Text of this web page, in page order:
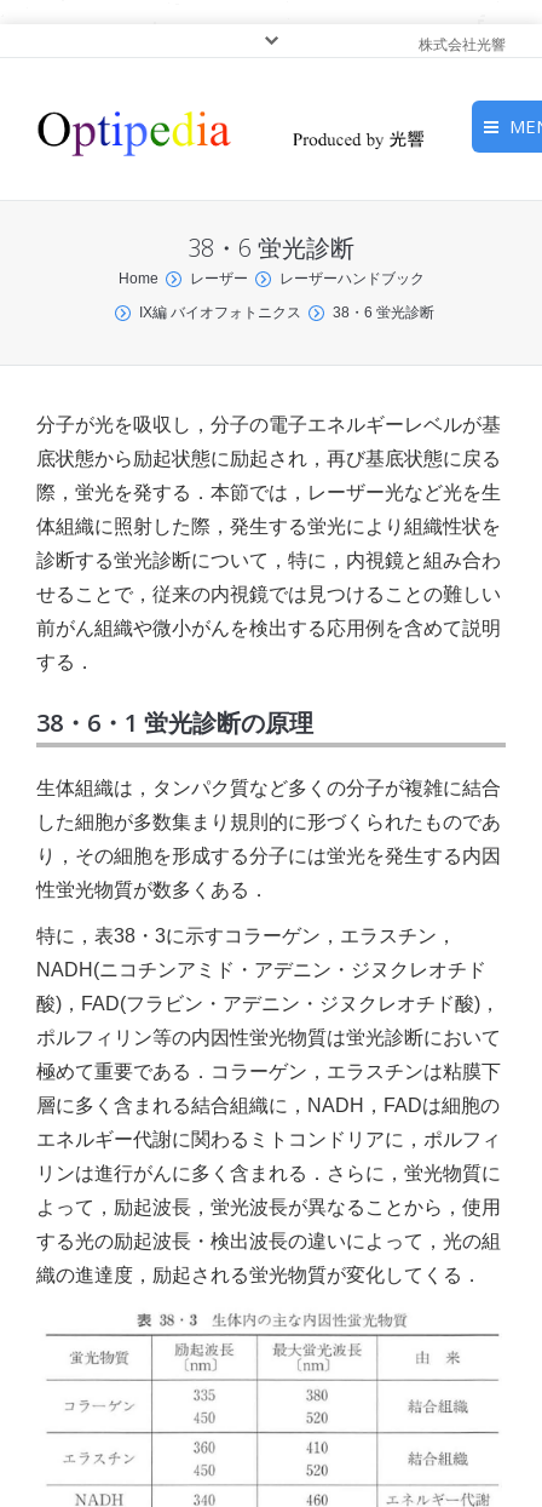
株式会社光響
ピックアップ
光基礎・光源
ン
サービス
38・6 蛍光診断
You are here:
Home レーザー
レーザーハンドブック
IX編 バイオフォトニクス
38・6 蛍光診断
分子が光を吸収し，分子の電子エネルギーレベルが基
底状態から励起状態に励起され，再び基底状態に戻る
際，蛍光を発する．本節では，レーザー光など光を生
体組織に照射した際，発生する蛍光により組織性状を
診断する蛍光診断について，特に，内視鏡と組み合わ
せることで，従来の内視鏡では見つけることの難しい
前がん組織や微小がんを検出する応用例を含めて説明
する．
38・6・1 蛍光診断の原理
生体組織は，タンパク質など多くの分子が複雑に結合
した細胞が多数集まり規則的に形づくられたものであ
り，その細胞を形成する分子には蛍光を発生する内因
性蛍光物質が数多くある．
特に，表38・3に示すコラーゲン，エラスチン，
NADH(ニコチンアミド・アデニン・ジヌクレオチド
酸)，FAD(フラビン・アデニン・ジヌクレオチド酸)，
ポルフィリン等の内因性蛍光物質は蛍光診断において
極めて重要である．コラーゲン，エラスチンは粘膜下
層に多く含まれる結合組織に，NADH，FADは細胞の
エネルギー代謝に関わるミトコンドリアに，ポルフィ
リンは進行がんに多く含まれる．さらに，蛍光物質に
よって，励起波長，蛍光波長が異なることから，使用
する光の励起波長・検出波長の違いによって，光の組
織の進達度，励起される蛍光物質が変化してくる．